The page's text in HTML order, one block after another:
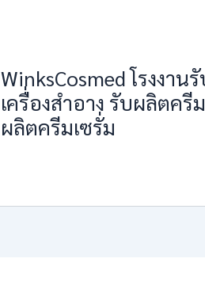
WinksCosmed โรงงาน
เครื่องสำอาง รับผลิตครี
ผลิตครีมเซรั่ม